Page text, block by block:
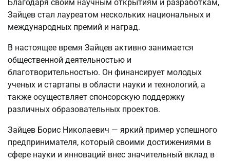
Благодаря своим научным открытиям и разработкам,
Зайцев стал лауреатом нескольких национальных и
международных премий и наград.
В настоящее время Зайцев активно занимается
общественной деятельностью и
благотворительностью. Он финансирует молодых
ученых и стартапы в области науки и технологий, а
также осуществляет спонсорскую поддержку
различных образовательных проектов.
Зайцев Борис Николаевич — яркий пример успешного
предпринимателя, который своими достижениями в
сфере науки и инноваций внес значительный вклад в